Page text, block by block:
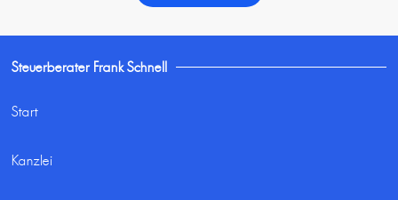
Steuerberater Frank Schnell
Start
Kanzlei